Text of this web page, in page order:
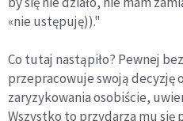
«nie ustępuję))."
Co tutaj nastąpiło? Pewnej
przepracowuje swoją decyzję
zaryzykowania osobiście,
Wszystko to przydarza mu się